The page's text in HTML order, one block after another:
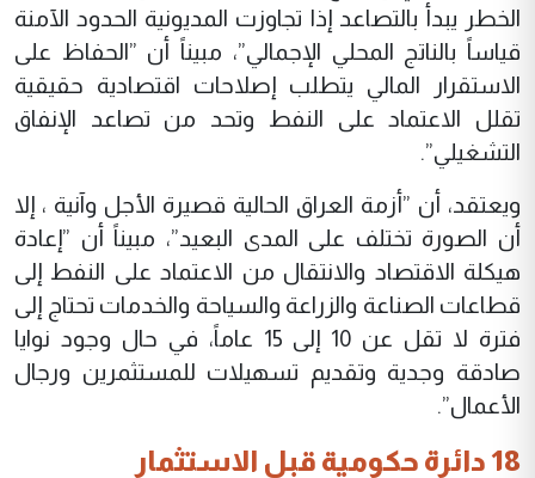
الخطر يبدأ بالتصاعد إذا تجاوزت المديونية الحدود الآمنة
قياساً بالناتج المحلي الإجمالي”، مبيناً أن ”الحفاظ على
الاستقرار المالي يتطلب إصلاحات اقتصادية حقيقية
تقلل الاعتماد على النفط وتحد من تصاعد الإنفاق
التشغيلي”.
ويعتقد، أن ”أزمة العراق الحالية قصيرة الأجل وآنية ، إلا
أن الصورة تختلف على المدى البعيد”، مبيناً أن ”إعادة
هيكلة الاقتصاد والانتقال من الاعتماد على النفط إلى
قطاعات الصناعة والزراعة والسياحة والخدمات تحتاج إلى
فترة لا تقل عن 10 إلى 15 عاماً، في حال وجود نوايا
صادقة وجدية وتقديم تسهيلات للمستثمرين ورجال
الأعمال”.
18 دائرة حكومية قبل الاستثمار